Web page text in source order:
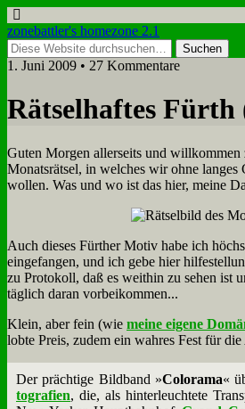
zonebattler's homezone 2.1
1. Juni 2009 • 27 Kommentare
Rät­sel­haf­tes Fürth
Gu­ten Mor­gen al­ler­seits und will­kom­men
Mo­nats­rät­sel, in wel­ches wir oh­ne lan­ges
wol­len. Was und wo ist das hier, mei­ne
Auch die­ses Für­ther Mo­tiv ha­be ich
ein­ge­fan­gen, und ich ge­be hier
zu Pro­to­koll, daß es weit­hin zu se­hen ist
täg­lich dar­an vor­bei­kom­men...
Klein, aber fein (wie mei­ne ei­ge­ne
lob­te Preis, zu­dem ein wah­res Fest für die
Der präch­ti­ge Bild­band »Co­lor­a­ma«
to­gra­fien, die, als hin­ter­leuch­te­te